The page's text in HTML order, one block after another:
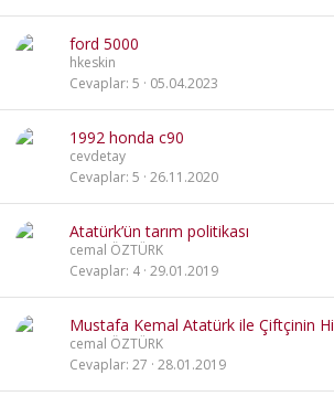
ford 5000
hkeskin
Cevaplar 5 05.04.2023
1992 honda c90
cevdetay
Cevaplar 5 26.11.2020
Atatürk’ün tarım politikası
cemal ÖZTÜRK
Cevaplar 4 29.01.2019
Mustafa Kemal Atatürk ile Çiftçinin
cemal ÖZTÜRK
Cevaplar 27 28.01.2019